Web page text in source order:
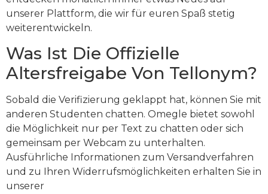
unserer Plattform, die wir für euren Spaß stetig
weiterentwickeln.
Was Ist Die Offizielle
Altersfreigabe Von Tellonym?
Sobald die Verifizierung geklappt hat, können Sie mit
anderen Studenten chatten. Omegle bietet sowohl
die Möglichkeit nur per Text zu chatten oder sich
gemeinsam per Webcam zu unterhalten.
Ausführliche Informationen zum Versandverfahren
und zu Ihren Widerrufsmöglichkeiten erhalten Sie in
unserer